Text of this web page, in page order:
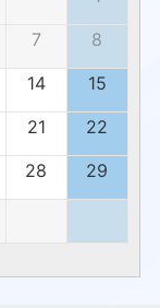
7
8
14
15
21
22
28
29